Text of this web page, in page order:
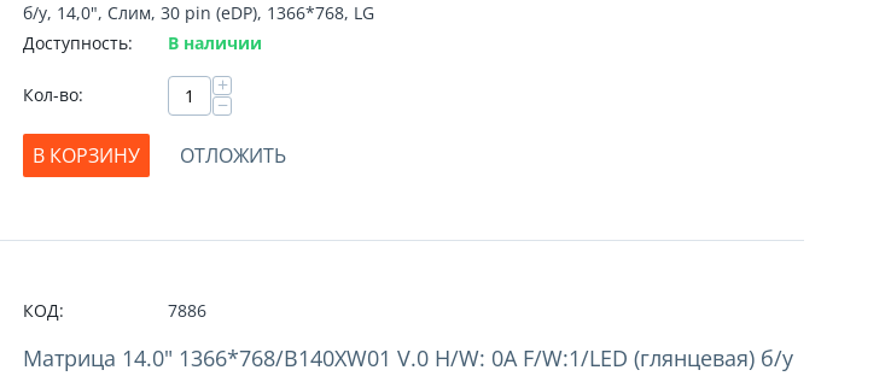
б/у, 14,0", Слим, 30 pin (eDP), 1366*768, LG
Доступность:
В наличии
Кол-во: +
−
В КОРЗИНУ
ОТЛОЖИТЬ
КОД: 7886
Матрица 14.0" 1366*768/B140XW01 V.0 H/W: 0A F/W:1/LED (глянцевая) б/у